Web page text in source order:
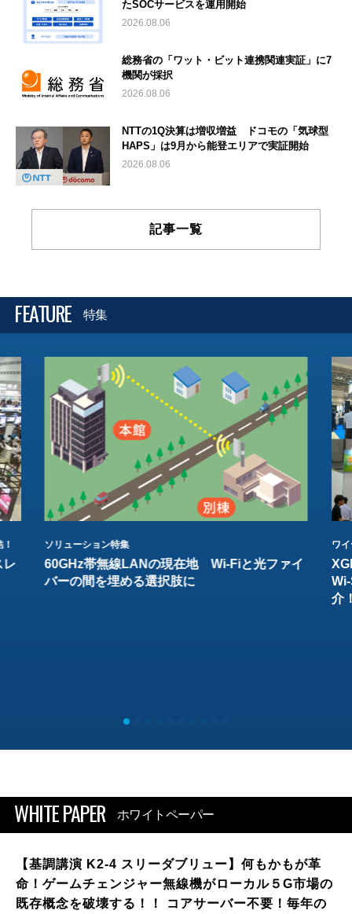
たSOCサービスを運用開始
2026.08.06
総務省の「ワット・ビット連携関連実証」に7
機関が採択
2026.08.06
NTTの1Q決算は増収増益 ドコモの「気球型
HAPS」は9月から能登エリアで実証開始
2026.08.06
記事一覧
FEATURE 特集
レ
ソリューション特集
60GHz帯無線LANの現在地 Wi-Fiと光ファイ
バーの間を埋める選択肢に
ワ
介
WHITE PAPER ホワイトペーパー
【基調講演 K2-4 スリーダブリュー】何もかもが革
命！ゲームチェンジャー無線機がローカル５G市場の
既存概念を破壊する！！ コアサーバー不要！毎年の